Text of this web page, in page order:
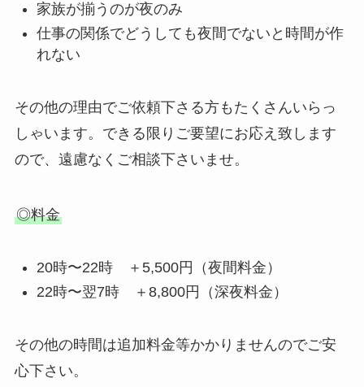
家族が揃うのが夜のみ
仕事の関係でどうしても夜間でないと時間が作
れない
その他の理由でご依頼下さる方もたくさんいらっ
しゃいます。できる限りご要望にお応え致します
ので、遠慮なくご相談下さいませ。
◎料金
20時〜22時 ＋5,500円（夜間料金）
22時〜翌7時 ＋8,800円（深夜料金）
その他の時間は追加料金等かかりませんのでご安
心下さい。